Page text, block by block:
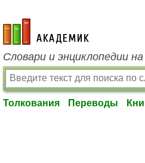
academic.ru
Словари и энциклопедии
Толкования Переводы